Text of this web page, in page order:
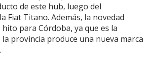
de este hub, luego del
Fiat Titano. Además, la novedad
para Córdoba, ya que es la
provincia produce una nueva marca